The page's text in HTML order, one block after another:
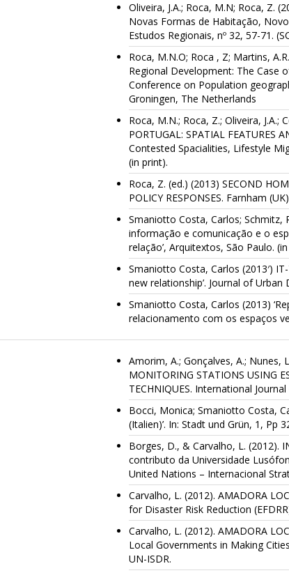
Oliveira, J.A.; Roca, M.N; Roca, Z.
Novas Formas de Habitação,
Estudos Regionais, nº 32, 57-71.
Roca, M.N.O; Roca , Z; Martins,
Regional Development: The Case
Conference on Population
Groningen, The Netherlands
Roca, M.N.; Roca, Z.; Oliveira, J.A.;
PORTUGAL: SPATIAL FEATURES
Contested Spacialities, Lifestyle
(in print).
Roca, Z. (ed.) (2013) SECOND
POLICY RESPONSES. Farnham
Smaniotto Costa, Carlos; Schmitz,
informação e comunicação e o
relação’, Arquitextos, São Paulo.
Smaniotto Costa, Carlos (2013′)
new relationship’. Journal of Urban
Smaniotto Costa, Carlos (2013)
relacionamento com os espaços
Amorim, A.; Gonçalves, A.; Nunes,
MONITORING STATIONS USING
TECHNIQUES. International
Bocci, Monica; Smaniotto Costa,
(Italien)’. In: Stadt und Grün, 1, Pp
Borges, D., & Carvalho, L. (2012).
contributo da Universidade
United Nations – Internacional
Carvalho, L. (2012). AMADORA
for Disaster Risk Reduction
Carvalho, L. (2012). AMADORA
Local Governments in Making
UN-ISDR.